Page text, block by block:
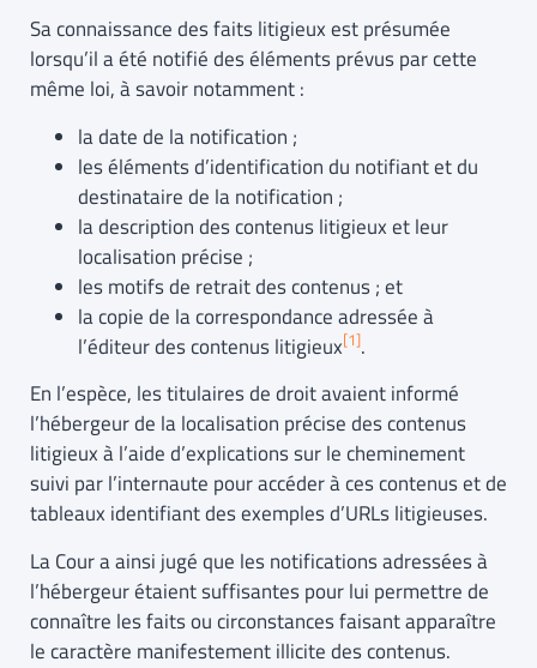
Sa connaissance des faits litigieux est présumée
lorsqu’il a été notifié des éléments prévus par cette
même loi, à savoir notamment :
la date de la notification ;
les éléments d’identification du notifiant et du
destinataire de la notification ;
la description des contenus litigieux et leur
localisation précise ;
les motifs de retrait des contenus ; et
la copie de la correspondance adressée à
l’éditeur des contenus litigieux[1].
En l’espèce, les titulaires de droit avaient informé
l’hébergeur de la localisation précise des contenus
litigieux à l’aide d’explications sur le cheminement
suivi par l’internaute pour accéder à ces contenus et de
tableaux identifiant des exemples d’URLs litigieuses.
La Cour a ainsi jugé que les notifications adressées à
l’hébergeur étaient suffisantes pour lui permettre de
connaître les faits ou circonstances faisant apparaître
le caractère manifestement illicite des contenus.